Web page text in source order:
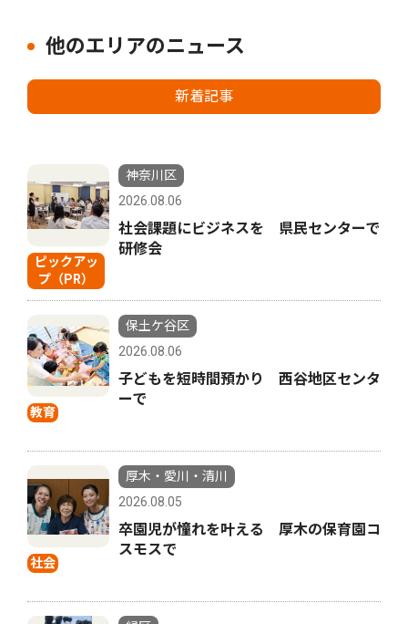
他のエリアのニュース
新着記事
ピックアッ
プ（PR）
神奈川区
2026.08.06
社会課題にビジネスを 県民センターで
研修会
教育
保土ケ谷区
2026.08.06
子どもを短時間預かり 西谷地区センタ
ーで
社会
厚木・愛川・清川
2026.08.05
卒園児が憧れを叶える 厚木の保育園コ
スモスで